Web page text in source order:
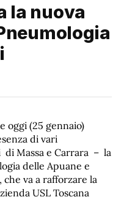
la nuova
oggi (25 gennaio)
di vari
Massa e Carrara – la
delle Apuane e
, che va a rafforzare la
USL Toscana